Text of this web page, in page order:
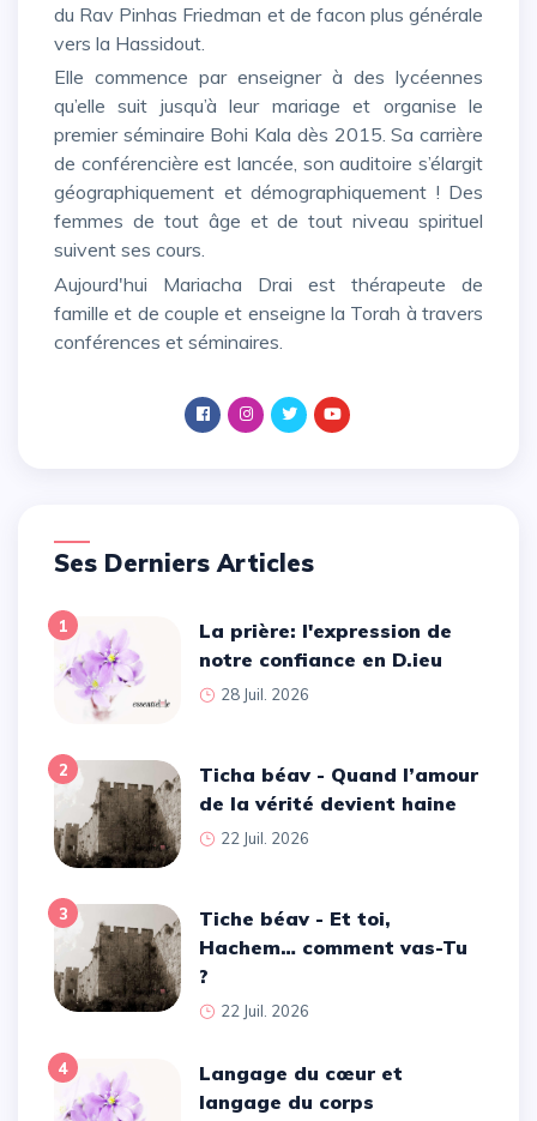
du Rav Pinhas Friedman et de facon plus générale
vers la Hassidout.
Elle commence par enseigner à des lycéennes
qu’elle suit jusqu’à leur mariage et organise le
premier séminaire Bohi Kala dès 2015. Sa carrière
de conférencière est lancée, son auditoire s’élargit
géographiquement et démographiquement ! Des
femmes de tout âge et de tout niveau spirituel
suivent ses cours.
Aujourd'hui Mariacha Drai est thérapeute de
famille et de couple et enseigne la Torah à travers
conférences et séminaires.
Ses Derniers Articles
1
La prière: l'expression de
notre confiance en D.ieu
28 Juil. 2026
2
Ticha béav - Quand l’amour
de la vérité devient haine
22 Juil. 2026
3
Tiche béav - Et toi,
Hachem… comment vas-Tu
?
22 Juil. 2026
4
Langage du cœur et
langage du corps